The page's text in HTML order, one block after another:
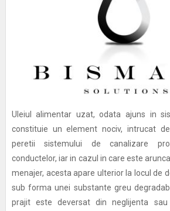
Uleiul alimentar uzat, odata ajuns in
constituie un element nociv, intrucat
peretii sistemului de canalizare
conductelor, iar in cazul in care este
menajer, acesta apare ulterior la locul de
sub forma unei substante greu
prajit este deversat din neglijenta